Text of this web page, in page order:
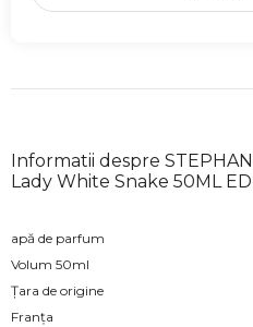
Informatii despre
Lady White Snake 50ML
apă de parfum
Volum 50ml
Țara de origine
Franța